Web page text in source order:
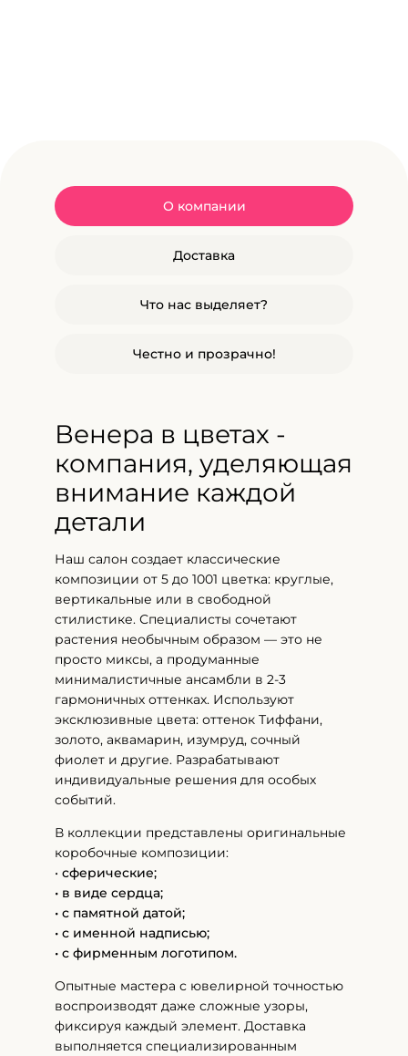
О компании
Доставка
Что нас выделяет?
Честно и прозрачно!
Венера в цветах -
компания, уделяющая
внимание каждой
детали
Наш салон создает классические
композиции от 5 до 1001 цветка: круглые,
вертикальные или в свободной
стилистике. Специалисты сочетают
растения необычным образом — это не
просто миксы, а продуманные
минималистичные ансамбли в 2-3
гармоничных оттенках. Используют
эксклюзивные цвета: оттенок Тиффани,
золото, аквамарин, изумруд, сочный
фиолет и другие. Разрабатывают
индивидуальные решения для особых
событий.
В коллекции представлены оригинальные
коробочные композиции:
• сферические;
• в виде сердца;
• с памятной датой;
• с именной надписью;
• с фирменным логотипом.
Опытные мастера с ювелирной точностью
воспроизводят даже сложные узоры,
фиксируя каждый элемент. Доставка
выполняется специализированным